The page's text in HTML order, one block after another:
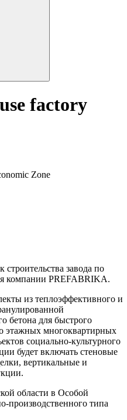
factory
Zone
завода по
компании PREFABRIKA.
из теплоэффективного и
бетона для быстрого
этажных многоквартирных
социально-культурного
будет включать стеновые
вертикальные и
области в Особой
производственного типа